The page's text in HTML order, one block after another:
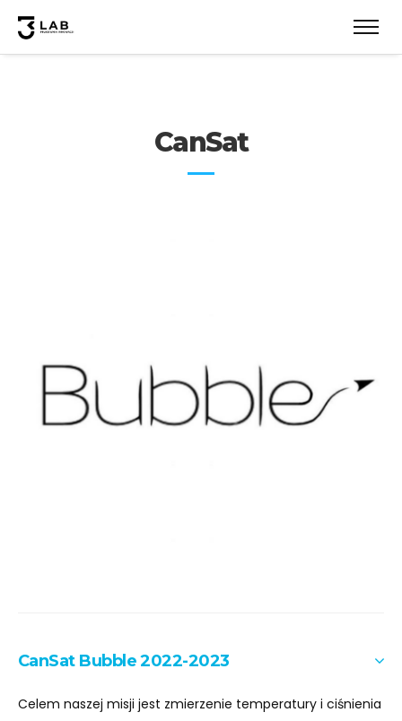
CanSat
CanSat Bubble 2022-2023
Celem naszej misji jest zmierzenie temperatury i ciśnienia